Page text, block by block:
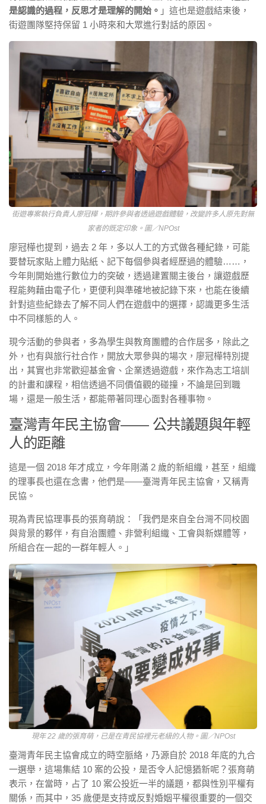
是認識的過程，反思才是理解的開始。 」這也是遊戲結束後，
街遊團隊堅持保留 1 小時來和大眾進行對話的原因。
街遊專案執行負責人廖冠樺，期許參與者透過遊戲體驗，改變許多人原先對無
家者的既定印象。圖／NPOst
廖冠樺也提到，過去 2 年，多以人工的方式做各種紀錄，可能
要替玩家貼上體力貼紙、記下每個參與者經歷過的體驗……，
今年則開始進行數位力的突破，透過建置關主後台，讓遊戲歷
程能夠藉由電子化，更便利與準確地被記錄下來，也能在後續
針對這些紀錄去了解不同人們在遊戲中的選擇，認識更多生活
中不同樣態的人。
現今活動的參與者，多為學生與教育團體的合作居多，除此之
外，也有與旅行社合作，開放大眾參與的場次，廖冠樺特別提
出，其實也非常歡迎基金會、企業透過遊戲，來作為志工培訓
的計畫和課程，相信透過不同價值觀的碰撞，不論是回到職
場，還是一般生活，都能帶著同理心面對各種事物。
臺灣青年民主協會—— 公共議題與年輕
人的距離
這是一個 2018 年才成立，今年剛滿 2 歲的新組織，甚至，組織
的理事長也還在念書，他們是——臺灣青年民主協會，又稱青
民協。
現為青民協理事長的張育萌說：「我們是來自全台灣不同校園
與背景的夥伴，有自治團體、非營利組織、工會與新媒體等，
所組合在一起的一群年輕人。」
現年 22 歲的張育萌，已是在青民協裡元老級的人物。圖／NPOst
臺灣青年民主協會成立的時空脈絡，乃源自於 2018 年底的九合
一選舉，這場集結 10 案的公投，是否令人記憶猶新呢？張育萌
表示，在當時，占了 10 案公投近一半的議題，都與性別平權有
關係，而其中，35 歲便是支持或反對婚姻平權很重要的一個交